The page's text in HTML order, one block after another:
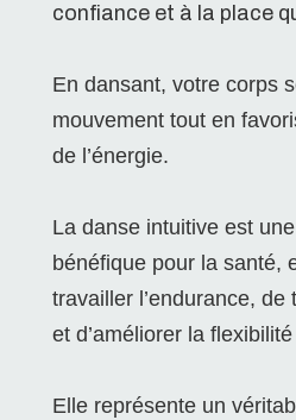
confiance et à la place
En dansant, votre corps
mouvement tout en
de l’énergie.
La danse intuitive est
bénéfique pour la santé,
travailler l’endurance,
et d’améliorer la
Elle représente un